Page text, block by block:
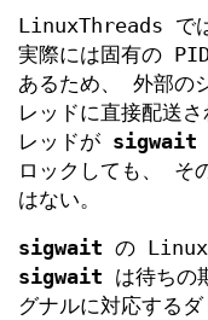
LinuxThreads で
実際には固有の
あるため、 外部の
レッドに直接配送
レッドが sigwait
ロックしても、 そ
はない。
sigwait の
sigwait は待ちの
グナルに対応する